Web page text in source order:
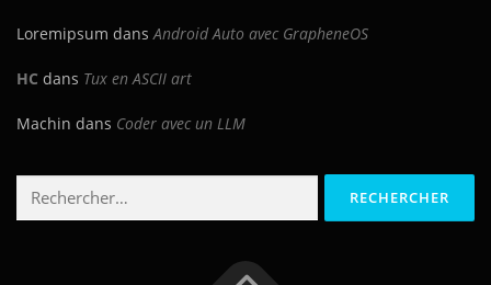
Loremipsum dans Android Auto avec GrapheneOS
HC dans Tux en ASCII art
Machin dans Coder avec un LLM
Rechercher :